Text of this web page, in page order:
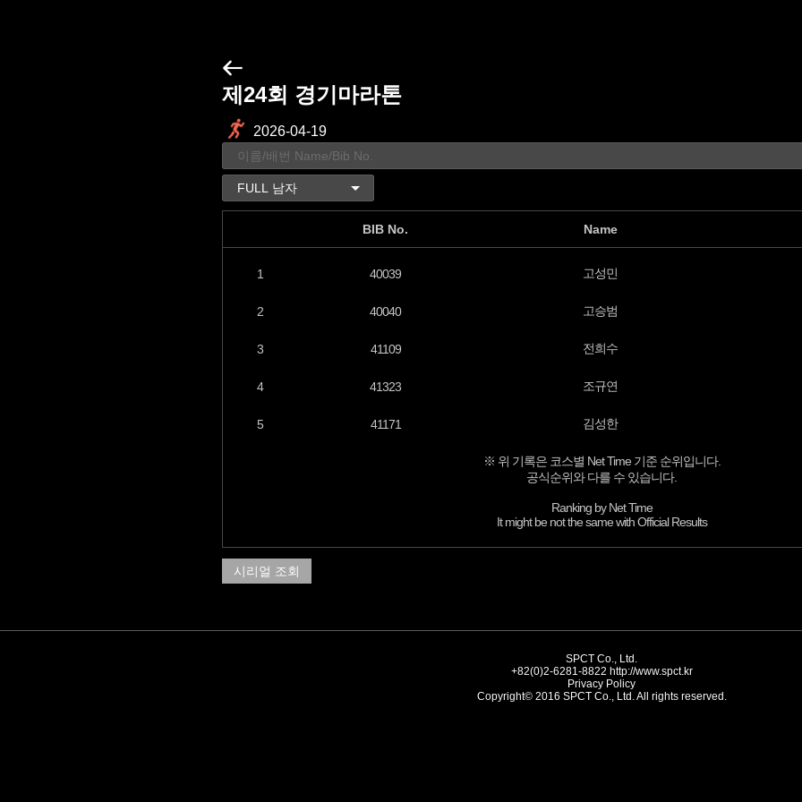
제24회 경기마라톤
2026-04-19
BIB No. Name
1 40039 고성민
2 40040 고승범
3 41109 전희수
4 41323 조규연
5 41171 김성한
※ 위 기록은 코스별 Net Time 기준 순위입니다.
공식순위와 다를 수 있습니다.
Ranking by Net Time
It might be not the same with Official Results
시리얼 조회
SPCT Co., Ltd.
+82(0)2-6281-8822 http://www.spct.kr
Privacy Policy
Copyright© 2016 SPCT Co., Ltd. All rights reserved.